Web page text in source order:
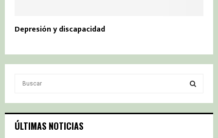
Depresión y discapacidad
c
h
S
ÚLTIMAS NOTICIAS